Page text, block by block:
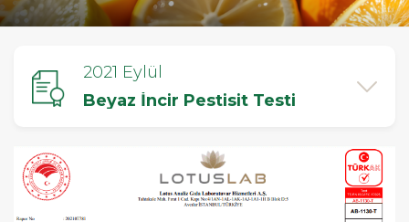
2021 Eylül
Beyaz İncir Pestisit Testi